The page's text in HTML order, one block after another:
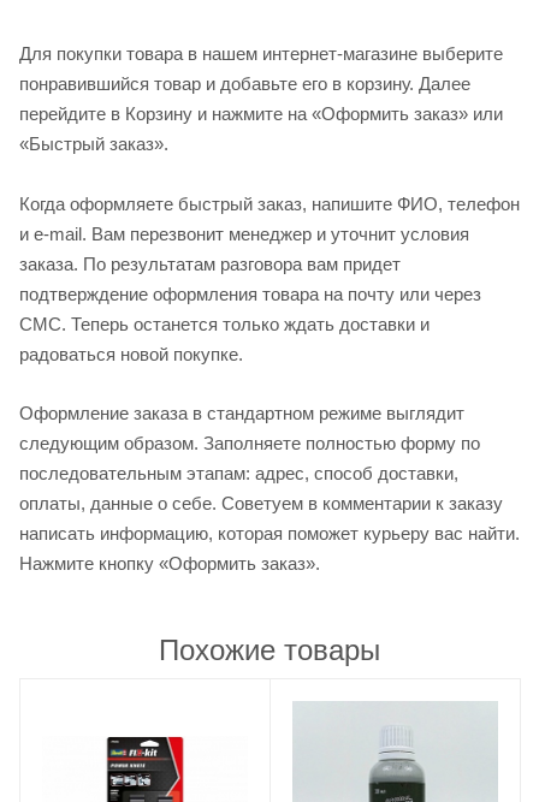
Для покупки товара в нашем интернет-магазине выберите
понравившийся товар и добавьте его в корзину. Далее
перейдите в Корзину и нажмите на «Оформить заказ» или
«Быстрый заказ».
Когда оформляете быстрый заказ, напишите ФИО, телефон
и e-mail. Вам перезвонит менеджер и уточнит условия
заказа. По результатам разговора вам придет
подтверждение оформления товара на почту или через
СМС. Теперь останется только ждать доставки и
радоваться новой покупке.
Оформление заказа в стандартном режиме выглядит
следующим образом. Заполняете полностью форму по
последовательным этапам: адрес, способ доставки,
оплаты, данные о себе. Советуем в комментарии к заказу
написать информацию, которая поможет курьеру вас найти.
Нажмите кнопку «Оформить заказ».
Похожие товары